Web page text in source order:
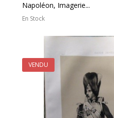
Napoléon, Imagerie...
En Stock
VENDU